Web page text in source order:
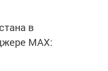
в
MАХ: